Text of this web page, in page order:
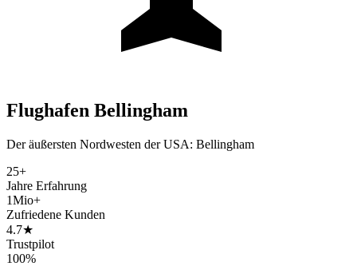
Flughafen Bellingham
Der äußersten Nordwesten der USA: Bellingham
25+
Jahre Erfahrung
1Mio+
Zufriedene Kunden
4.7★
Trustpilot
100%